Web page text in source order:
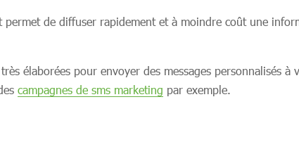
permet de diffuser rapidement et à moindre coût une
élaborées pour envoyer des messages personnalisés à
campagnes de sms marketing par exemple.